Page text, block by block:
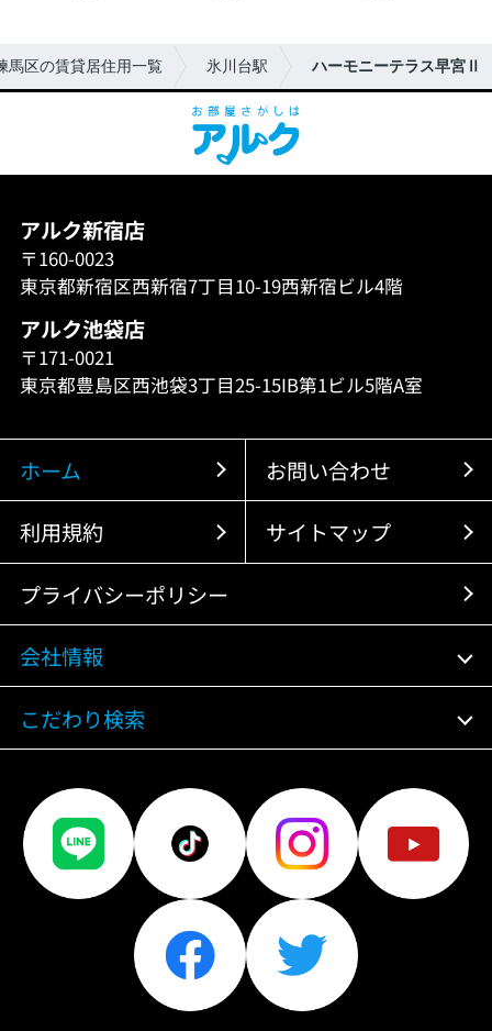
馬区の賃貸居住用一覧 氷川台駅 ハーモニーテラス早宮Ⅱ
アルク新宿店
〒160-0023
東京都新宿区西新宿7丁目10-19西新宿ビル4階
アルク池袋店
〒171-0021
東京都豊島区西池袋3丁目25-15IB第1ビル5階A室
ホーム お問い合わせ
利用規約 サイトマップ
プライバシーポリシー
会社情報
こだわり検索